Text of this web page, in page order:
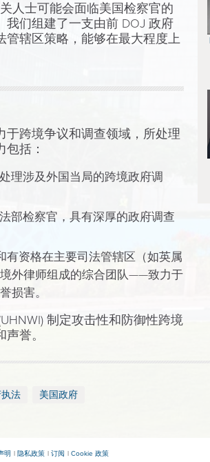
人士可能会面临美国检察官的
们组建了一支由前 DOJ 政府
辖区策略，能够在最大程度上
于跨境争议和调查领域，所处理
括：
理涉及外国当局的跨境政府调
部检察官，具有深厚的政府调查
资格在主要司法管辖区（如英属
外律师组成的综合团队——致力于
损害。
制定攻击性和防御性跨境
誉。
法 美国政府
明 隐私政策 订阅 Cookie 政策